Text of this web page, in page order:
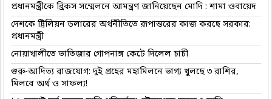
প্রধানমন্ত্রীকে ব্রিকস সম্মেলনে আমন্ত্রণ জানিয়েছেন মোদি : শামা ওবায়েদ
দেশকে ট্রিলিয়ন ডলারের অর্থনীতিতে রূপান্তরের কাজ করছে সরকার:
প্রধানমন্ত্রী
নোয়াখালীতে ভাতিজার গোপনাঙ্গ কেটে দিলেল চাচী
গুরু-আদিত্য রাজযোগ: দুই গ্রহের মহামিলনে ভাগ্য খুলছে ৩ রাশির,
মিলবে অর্থ ও সাফল্য!